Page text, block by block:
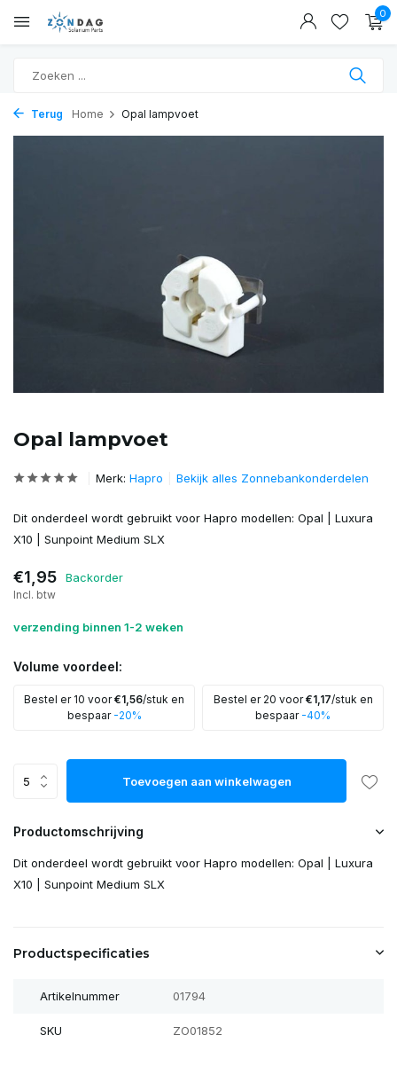
0
Terug Home Opal lampvoet
Opal lampvoet
Merk: Hapro Bekijk alles Zonnebankonderdelen
Dit onderdeel wordt gebruikt voor Hapro modellen: Opal | Luxura
X10 | Sunpoint Medium SLX
€1,95 Backorder
Incl. btw
verzending binnen 1-2 weken
Volume voordeel:
Bestel er 10 voor€1,56/stuk en
bespaar -20%
Bestel er 20 voor€1,17/stuk en
bespaar -40%
Toevoegen aan winkelwagen
Productomschrijving
Dit onderdeel wordt gebruikt voor Hapro modellen: Opal | Luxura
X10 | Sunpoint Medium SLX
Productspecificaties
Artikelnummer 01794
SKU ZO01852